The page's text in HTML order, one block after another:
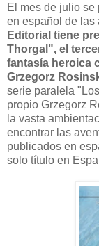
El mes de julio
en español de las
Editorial tiene
Thorgal", el
fantasía heroica
Grzegorz
serie paralela
propio Grzegorz
la vasta
encontrar las
publicados en
solo título en